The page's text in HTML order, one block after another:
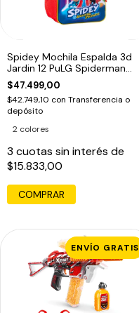
Spidey Mochila Espalda 3d
Jardin 12 PuLG Spiderman
Marvel Ed
$47.499,00
$42.749,10 con Transferencia o
depósito
2 colores
3 cuotas sin interés de
$15.833,00
COMPRAR
ENVÍO GRATIS